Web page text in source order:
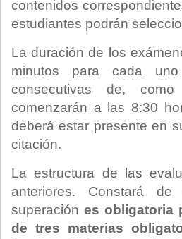
contenidos
estudiantes podrán
La duración de los
minutos para cada
consecutivas de,
comenzarán a las 8:30
deberá estar presente en
citación.
La estructura de las
anteriores. Constará
superaciónes obligatoria
de tres materias